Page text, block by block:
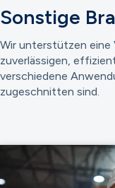
Sonstige
Wir unterstützen eine
zuverlässigen,
verschiedene
zugeschnitten sind.